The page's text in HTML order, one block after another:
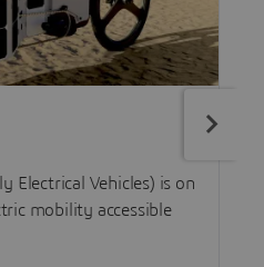
Electrical Vehicles) is on
mobility accessible